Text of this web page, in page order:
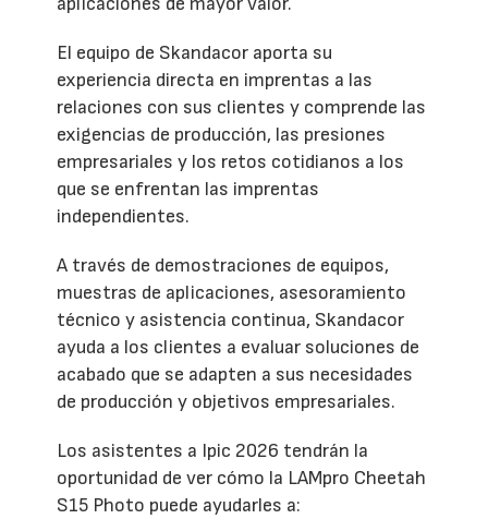
El equipo de Skandacor aporta su
experiencia directa en imprentas a las
relaciones con sus clientes y comprende las
exigencias de producción, las presiones
empresariales y los retos cotidianos a los
que se enfrentan las imprentas
independientes.
A través de demostraciones de equipos,
muestras de aplicaciones, asesoramiento
técnico y asistencia continua, Skandacor
ayuda a los clientes a evaluar soluciones de
acabado que se adapten a sus necesidades
de producción y objetivos empresariales.
Los asistentes a Ipic 2026 tendrán la
oportunidad de ver cómo la LAMpro Cheetah
S15 Photo puede ayudarles a: